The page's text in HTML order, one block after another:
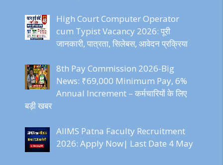
High Court Computer Operator
cum Typist Vacancy 2026: पूरी
जानकारी, पात्रता, सिलेबस, आवेदन प्रक्रिया
8th Pay Commission 2026-Big
News: ₹69,000 Minimum Pay, 6%
Annual Increment – कर्मचारियों के लिए
बड़ी खबर
AIIMS Patna Faculty Recruitment
2026: Apply Now| Last Date 4 May